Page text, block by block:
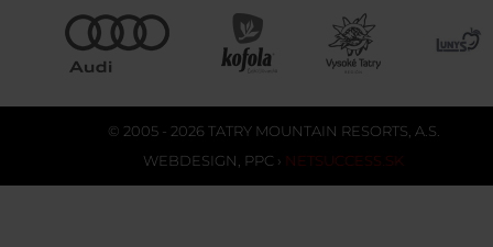
© 2005 - 2026 TATRY MOUNTAIN RESORTS, A.S.
WEBDESIGN PPC › NETSUCCESS.SK